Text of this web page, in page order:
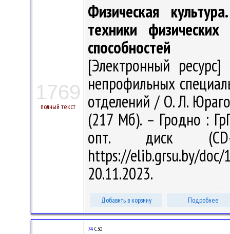
1769
полный текст
Физическая
техники физических
способностей
[Электронный
непрофильных
отделений / О. Л.
(217 Мб). – Гродно :
опт. диск
https://elib.grsu.by/
20.11.2023.
Добавить в корзину Подробнее
74 С30